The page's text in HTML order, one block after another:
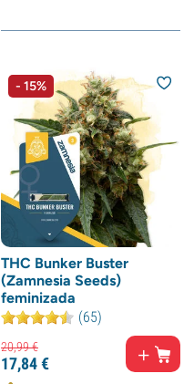
- 15%
THC Bunker Buster
(Zamnesia Seeds)
feminizada
(65)
20,99€
17,84€